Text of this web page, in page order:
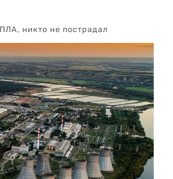
никто не пострадал